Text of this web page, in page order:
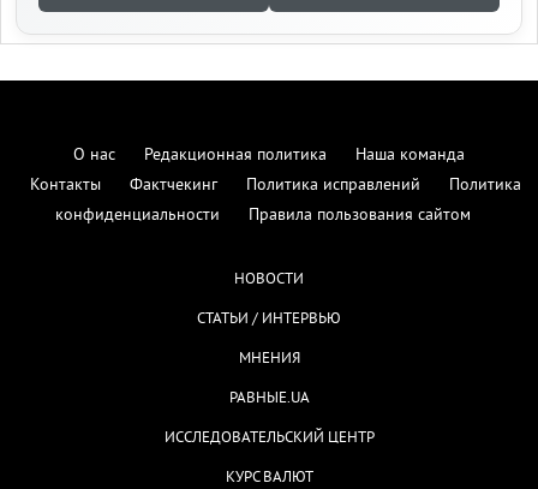
О нас Редакционная политика
Наша команда
Контакты
Фактчекинг Политика исправлений
Политика
конфиденциальности
Правила пользования сайтом
НОВОСТИ
СТАТЬИ / ИНТЕРВЬЮ
МНЕНИЯ
РАВНЫЕ.UA
ИССЛЕДОВАТЕЛЬСКИЙ ЦЕНТР
КУРС ВАЛЮТ